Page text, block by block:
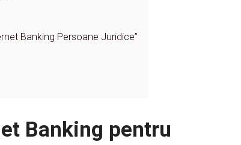
Banking Persoane Juridice”
Banking pentru